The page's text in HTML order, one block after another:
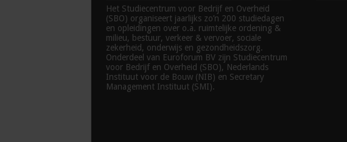
Het Studiecentrum voor Bedrijf en Overheid
(SBO) organiseert jaarlijks zo’n 200 studiedagen
en opleidingen over o.a. ruimtelijke ordening &
milieu, bestuur, verkeer & vervoer, sociale
zekerheid, onderwijs en gezondheidszorg.
Onderdeel van Euroforum BV zijn Studiecentrum
voor Bedrijf en Overheid (SBO), Nederlands
Instituut voor de Bouw (NIB) en Secretary
Management Instituut (SMI).